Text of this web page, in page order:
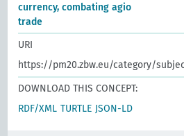
currency, combating agio
trade
URI
https://pm20.zbw.eu/category/
DOWNLOAD THIS CONCEPT:
RDF/XML TURTLE JSON-LD